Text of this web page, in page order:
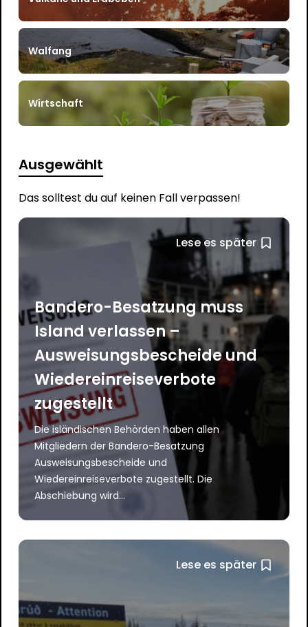
Walfang
Wirtschaft
Ausgewählt
Das solltest du auf keinen Fall verpassen!
Lese es später
Bandero-Besatzung muss
Island verlassen –
Ausweisungsbescheide und
Wiedereinreiseverbote
zugestellt
Die isländischen Behörden haben allen
Mitgliedern der Bandero-Besatzung
Ausweisungsbescheide und
Wiedereinreiseverbote zugestellt. Die
Abschiebung wird...
Lese es später